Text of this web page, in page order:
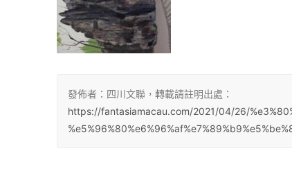
發佈者：四川文聯，轉載請註明出處：
https://fantasiamacau.com/2021/04/26/